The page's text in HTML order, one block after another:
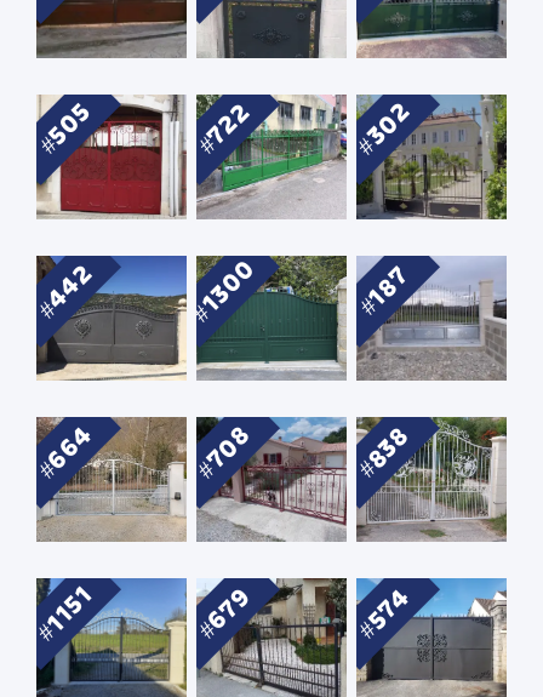
505 722 302
442 1300 187
664 708 838
1151 679 574